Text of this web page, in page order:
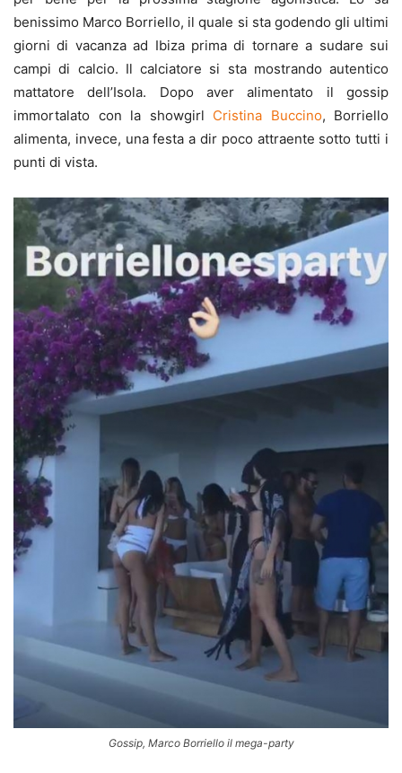
benissimo Marco Borriello, il quale si sta godendo gli ultimi
giorni di vacanza ad Ibiza prima di tornare a sudare sui
campi di calcio. Il calciatore si sta mostrando autentico
mattatore dell’Isola. Dopo aver alimentato il gossip
immortalato con la showgirl Cristina Buccino, Borriello
alimenta, invece, una festa a dir poco attraente sotto tutti i
punti di vista.
Gossip, Marco Borriello il mega-party